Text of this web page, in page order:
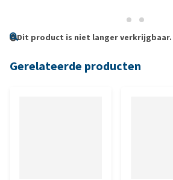
Dit product is niet langer verkrijgbaar.
Gerelateerde producten